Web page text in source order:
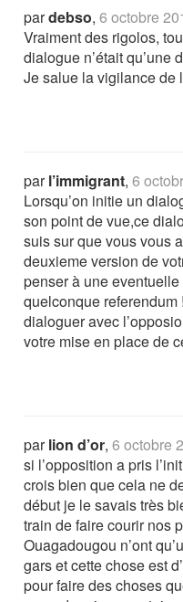
pardebso,6 octobre
Vraiment des rigolos,
dialogue n’était qu’une
Je salue la vigilance de
parl’immigrant,6
Lorsqu’on initie un
son point de vue,ce
suis sur que vous vous
deuxieme version de
penser à une eventuelle
quelconque
dialoguer avec
votre mise en place de
parlion d’or,6 octobre
si l’opposition a pris
crois bien que cela ne
début je le savais très
train de faire courir nos
Ouagadougou n’ont
gars et cette chose est
pour faire des choses